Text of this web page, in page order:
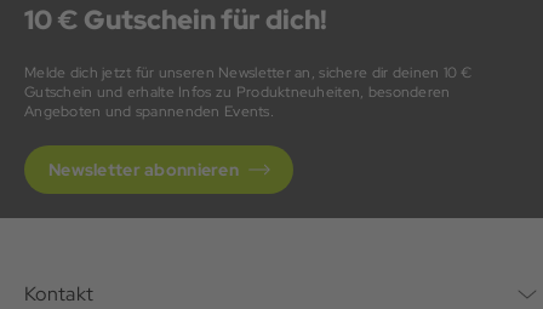
10 € Gutschein für dich!
Melde dich jetzt für unseren Newsletter an, sichere dir deinen 10 €
Gutschein und erhalte Infos zu Produktneuheiten, besonderen
Angeboten und spannenden Events.
Newsletter abonnieren
Kontakt